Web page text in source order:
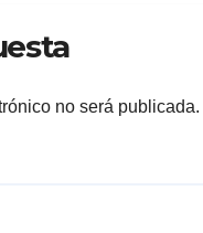
no será publicada.